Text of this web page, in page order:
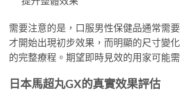
需要注意的是，口服男性保健品通常需
才開始出現初步效果，而明顯的尺寸變
的完整療程。期望即時見效的用家可能
日本馬超丸GX的真實效果評估